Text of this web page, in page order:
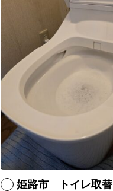
姫路市 トイレ取替